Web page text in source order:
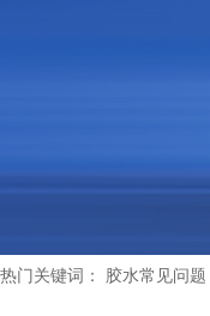
热门关键词： 胶水常见问题